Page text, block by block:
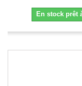
En stock prêt